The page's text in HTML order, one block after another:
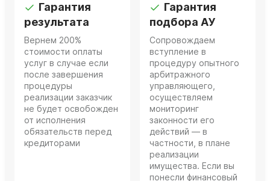
Гарантия
результата
Вернем 200%
стоимости оплаты
услуг в случае если
после завершения
процедуры
реализации заказчик
не будет освобожден
от исполнения
обязательств перед
кредиторами
Гарантия
подбора АУ
Сопровождаем
вступление в
процедуру опытного
арбитражного
управляющего,
осуществляем
мониторинг
законности его
действий — в
частности, в плане
реализации
имущества. Если вы
понесли финансовый